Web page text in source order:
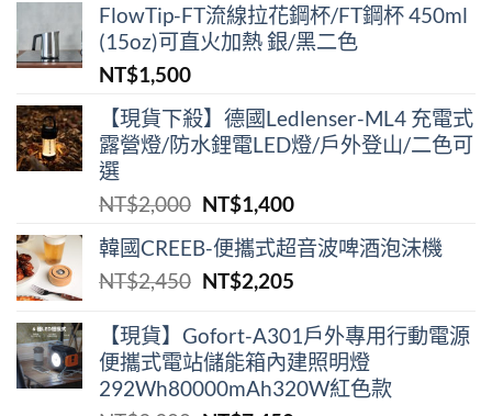
FlowTip-FT流線拉花鋼杯/FT鋼杯 450ml
(15oz)可直火加熱 銀/黑二色
NT$1,500
【現貨下殺】德國Ledlenser-ML4 充電式
露營燈/防水鋰電LED燈/戶外登山/二色可
選
NT$2,000 原
價
格：
NT$1,400目
價
格：
韓國CREEB-便攜式超⾳波啤酒泡沫機
NT$2,450 原
價
格：
NT$2,450。
NT$2,205目
價
格：
NT$2,205。
【現貨】Gofort-A301戶外專用行動電源
便攜式電站儲能箱內建照明燈
292Wh80000mAh320W紅色款